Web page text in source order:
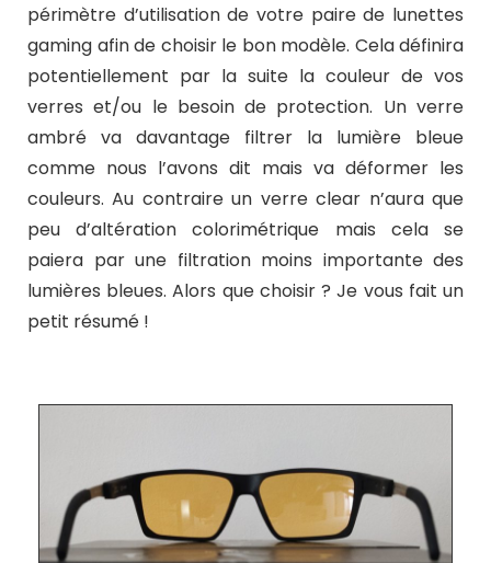
périmètre d’utilisation de votre paire de lunettes
gaming afin de choisir le bon modèle. Cela définira
potentiellement par la suite la couleur de vos
verres et/ou le besoin de protection. Un verre
ambré va davantage filtrer la lumière bleue
comme nous l’avons dit mais va déformer les
couleurs. Au contraire un verre clear n’aura que
peu d’altération colorimétrique mais cela se
paiera par une filtration moins importante des
lumières bleues. Alors que choisir ? Je vous fait un
petit résumé !